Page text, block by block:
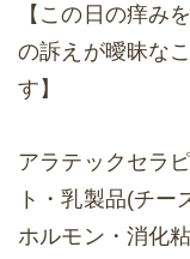
【この日の痒み
の訴えが曖昧な
す】
アラテックセラ
ト・乳製品(チー
ホルモン・消化